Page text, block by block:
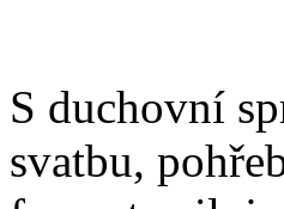
S duchovní
svatbu,